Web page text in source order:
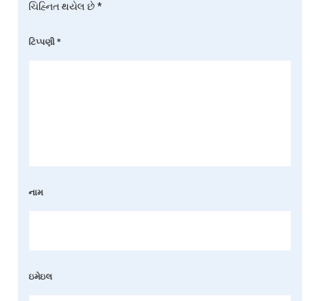
ચિહ્નિત થયેલ છે*
ટિપ્પણી *
નામ
ઇમેઇલ